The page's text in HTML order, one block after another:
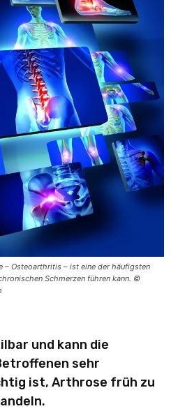
– Osteoarthritis – ist eine der häufigsten
Schmerzen führen kann. ©
und kann die
sehr
ist, Arthrose früh zu